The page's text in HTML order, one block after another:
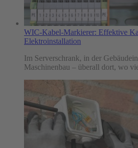
WIC-Kabel-Markierer: Effektive
Elektroinstallation
Im Serverschrank, in der
Maschinenbau – überall dort, wo